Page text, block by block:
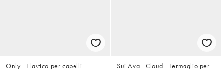
Only - Elastico per capelli
Sui Ava - Cloud - Fermaglio per